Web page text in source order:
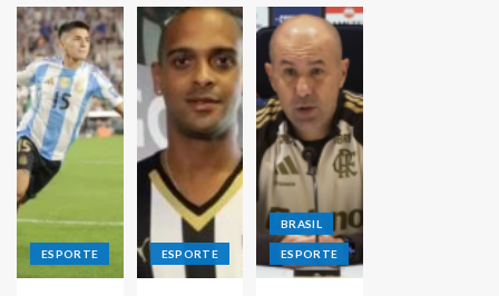
ESPORTE ESPORTE
BRASIL
ESPORTE